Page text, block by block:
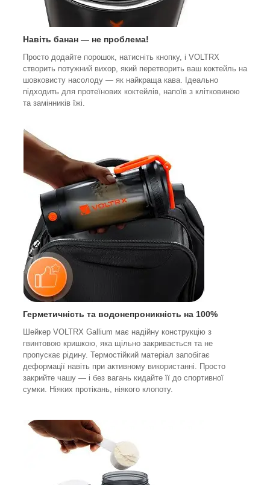
Навіть банан — не проблема!
Просто додайте порошок, натисніть кнопку, і VOLTRX
створить потужний вихор, який перетворить ваш коктейль на
шовковисту насолоду — як найкраща кава. Ідеально
підходить для протеїнових коктейлів, напоїв з клітковиною
та замінників їжі.
Герметичність та водонепроникність на 100%
Шейкер VOLTRX Gallium має надійну конструкцію з
гвинтовою кришкою, яка щільно закривається та не
пропускає рідину. Термостійкий матеріал запобігає
деформації навіть при активному використанні. Просто
закрийте чашу — і без вагань кидайте її до спортивної
сумки. Ніяких протікань, ніякого клопоту.